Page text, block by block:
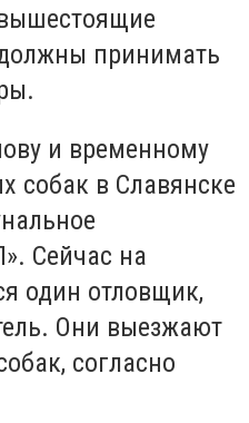
принимать
и временному
собак в Славянске
Сейчас на
один отловщик,
Они выезжают
согласно